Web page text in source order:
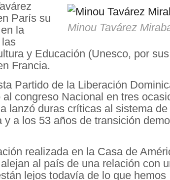
Minou Tavárez
París su
la
y Educación (Unesco, por
Francia.
Partido de la Liberación
congreso Nacional en tres
lanzó duras críticas al sistema de
a los 53 años de transición
realizada en la Casa de
al país de una relación con
lejos todavía de lo que hemos